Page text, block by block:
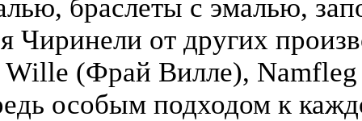
браслеты с эмалью,
Чиринели от других
Wille (Фрай Вилле),
особым подходом к